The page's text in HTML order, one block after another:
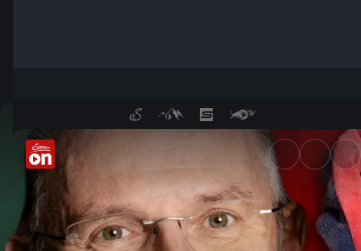
Wochenkommentar von